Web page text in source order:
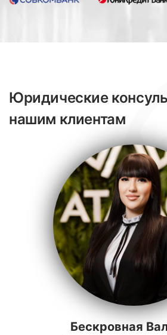
Юридические
нашим клиентам
Бескровная